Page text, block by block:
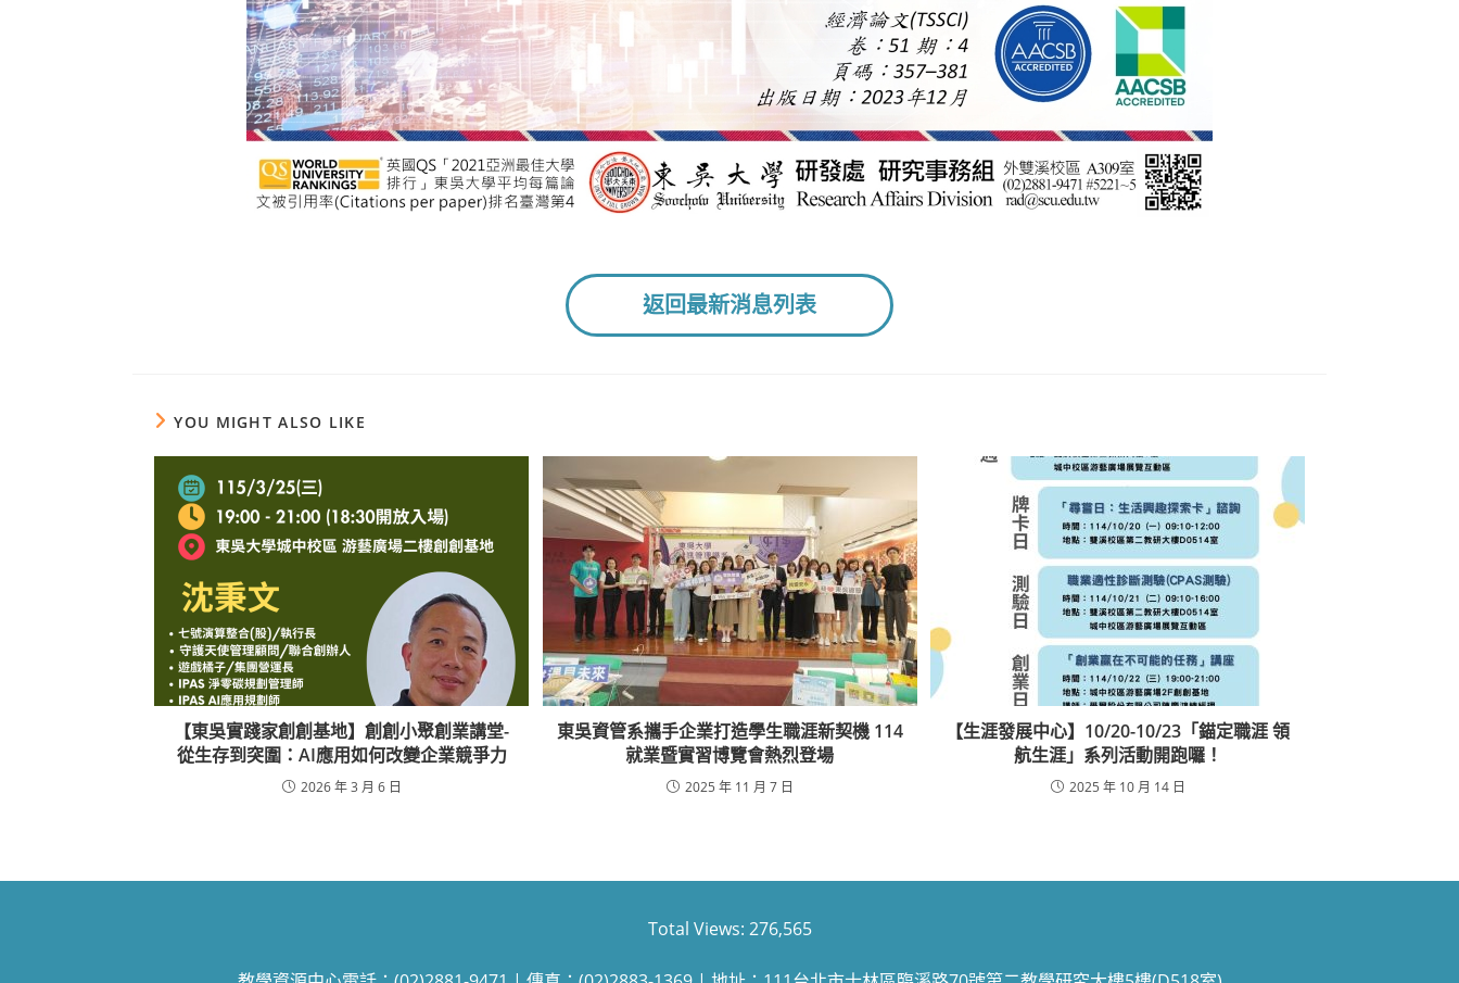
返回最新消息列表
YOU MIGHT ALSO LIKE
【東吳實踐家創創基地】創創小聚創業講堂-
從生存到突圍：AI應用如何改變企業競爭力
2026 年 3 月 6 日
東吳資管系攜手企業打造學生職涯新契機 114
就業暨實習博覽會熱烈登場
2025 年 11 月 7 日
【生涯發展中心】10/20-10/23「錨定職涯 領
航生涯」系列活動開跑囉！
2025 年 10 月 14 日
Total Views: 276,565